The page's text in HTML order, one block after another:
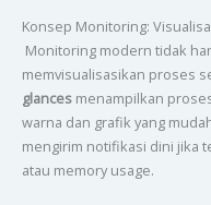
Konsep Monitoring:
Monitoring modern tidak
memvisualisasikan proses
glancesmenampilkan
warna dan grafik yang
mengirim notifikasi dini jika
atau memory usage.